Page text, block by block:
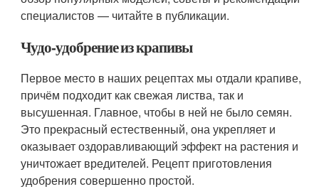
специалистов — читайте в публикации.
Чудо-удобрение из крапивы
Первое место в наших рецептах мы отдали крапиве,
причём подходит как свежая листва, так и
высушенная. Главное, чтобы в ней не было семян.
Это прекрасный естественный, она укрепляет и
оказывает оздоравливающий эффект на растения и
уничтожает вредителей. Рецепт приготовления
удобрения совершенно простой.